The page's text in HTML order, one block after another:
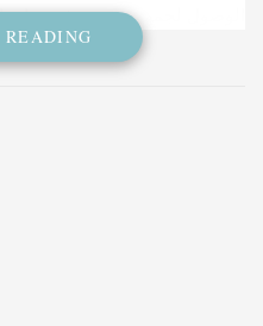
الوصول لجمهور مستهدف